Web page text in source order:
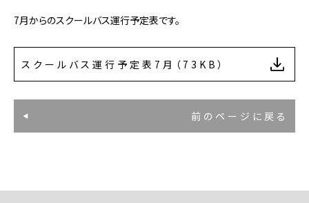
7月からのスクールバス運行予定表です。
スクールバス運行予定表7月（73KB）
前のページに戻る